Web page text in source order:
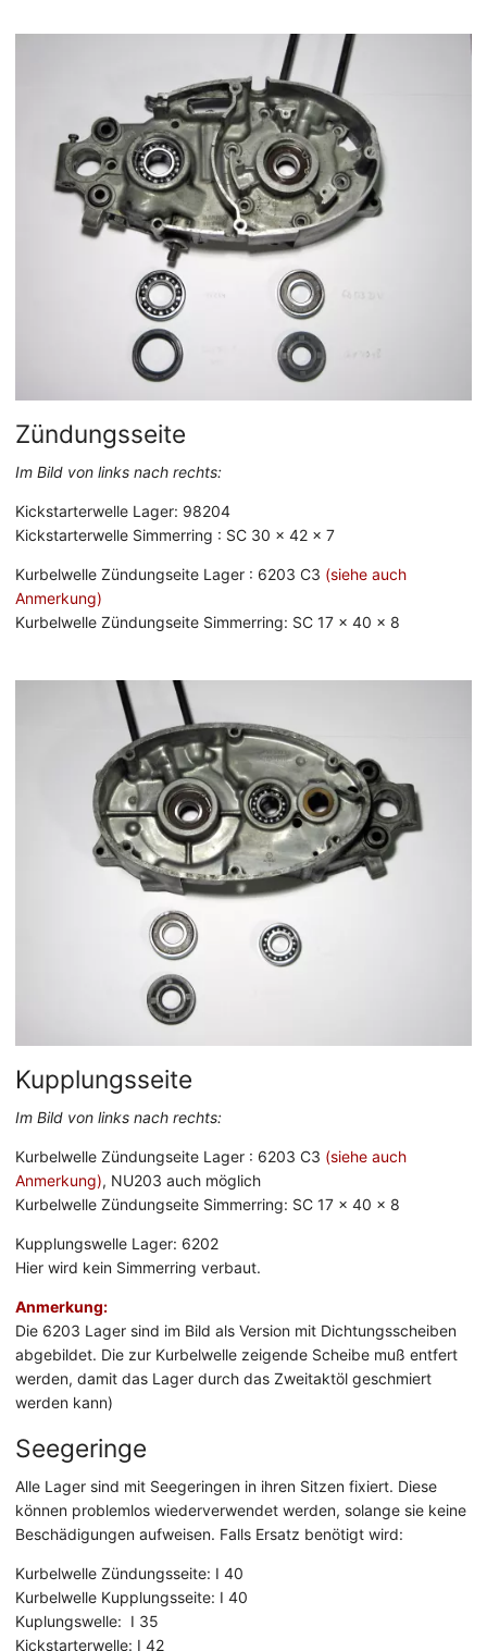
Zündungsseite
Im Bild von links nach rechts:
Kickstarterwelle Lager: 98204
Kickstarterwelle Simmerring : SC 30 x 42 x 7
Kurbelwelle Zündungseite Lager : 6203 C3 (siehe auch
Anmerkung)
Kurbelwelle Zündungseite Simmerring: SC 17 x 40 x 8
Kupplungsseite
Im Bild von links nach rechts:
Kurbelwelle Zündungseite Lager : 6203 C3 (siehe auch
Anmerkung), NU203 auch möglich
Kurbelwelle Zündungseite Simmerring: SC 17 x 40 x 8
Kupplungswelle Lager: 6202
Hier wird kein Simmerring verbaut.
Anmerkung:
Die 6203 Lager sind im Bild als Version mit Dichtungsscheiben
abgebildet. Die zur Kurbelwelle zeigende Scheibe muß entfert
werden, damit das Lager durch das Zweitaktöl geschmiert
werden kann)
Seegeringe
Alle Lager sind mit Seegeringen in ihren Sitzen fixiert. Diese
können problemlos wiederverwendet werden, solange sie keine
Beschädigungen aufweisen. Falls Ersatz benötigt wird:
Kurbelwelle Zündungsseite: I 40
Kurbelwelle Kupplungsseite: I 40
Kuplungswelle: I 35
Kickstarterwelle: I 42